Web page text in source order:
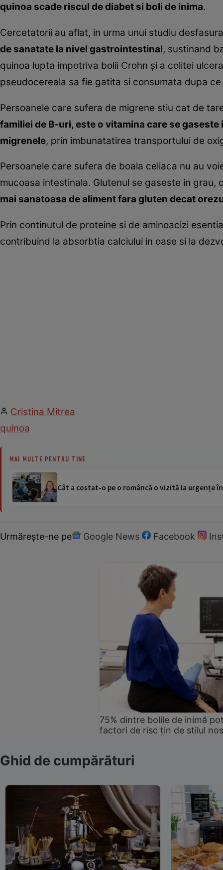
quinoa scade riscul de diabet si boli de inima.
Cercetatorii au aflat, in urma unui studiu
de sanatate la nivel gastrointestinal, sustinand
quinoa lupta impotriva bolii Crohn şi a colitei
pseudocereala sa fie gatita si consumata dupa
Persoanele care sufera de migrene stiu cat de
familiei de B-uri, este o vitamina care se
migrenele, prin imbunatatirea transportului de
Persoanele care sufera de boala celiaca nu au
mucoasa intestinala. Glutenul se gaseste in grau,
mai sanatoasa de aliment fara gluten decat
Prin continutul de proteine si de aminoacizi
contribuind la absorbtia calciului in oase si la
Cristina Mitrea
quinoa
MAI MULTE PENTRU TINE
Cât a costat-o pe o româncă o vizită la urgențe
Urmărește-ne pe Google News Facebook
75% dintre bolile de inimă
factori de risc țin de stilul
Ghid de cumpărături